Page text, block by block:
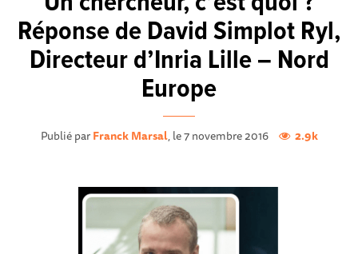
Réponse de David Simplot Ryl,
Directeur d’Inria Lille – Nord
Europe
Publié parFranck Marsal, le 7 novembre 2016 2.9k